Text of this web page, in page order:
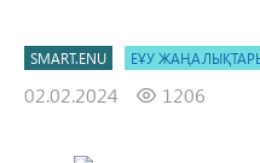
SMART.ENU ЕҰУ
02.02.2024 1206